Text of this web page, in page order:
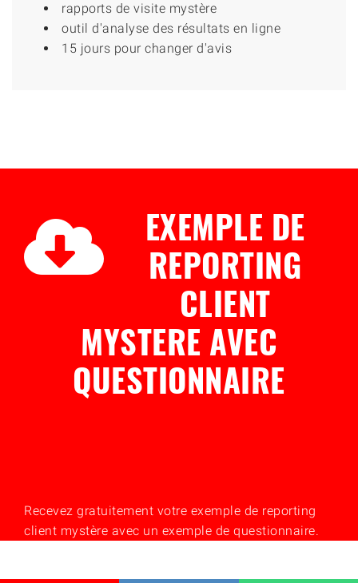
rapports de visite mystère
outil d'analyse des résultats en ligne
15 jours pour changer d'avis
EXEMPLE DE
REPORTING
CLIENT
MYSTERE AVEC
QUESTIONNAIRE
Recevez gratuitement votre exemple de reporting
client mystère avec un exemple de questionnaire.